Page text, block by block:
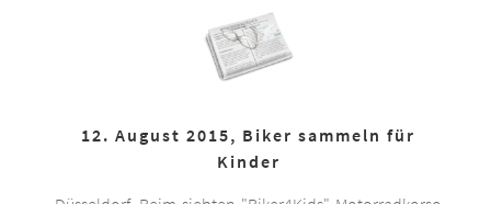
12. August 2015, Biker sammeln für
Kinder